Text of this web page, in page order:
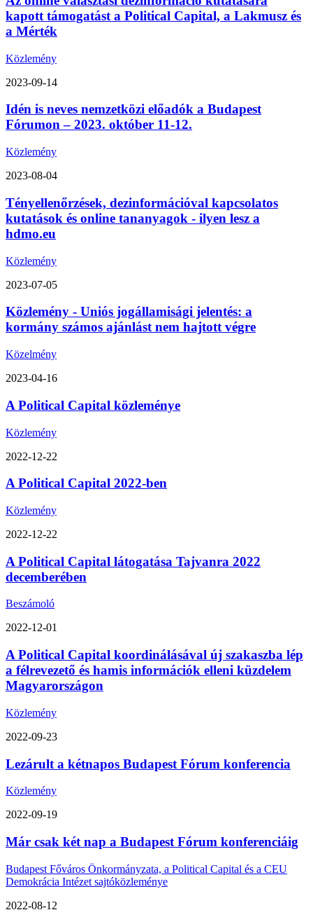
kapott támogatást a Political Capital, a Lakmusz és
a Mérték
Közlemény
2023-09-14
Idén is neves nemzetközi előadók a Budapest
Fórumon – 2023. október 11-12.
Közlemény
2023-08-04
Tényellenőrzések, dezinformációval kapcsolatos
kutatások és online tananyagok - ilyen lesz a
hdmo.eu
Közlemény
2023-07-05
Közlemény - Uniós jogállamisági jelentés: a
kormány számos ajánlást nem hajtott végre
Közelmény
2023-04-16
A Political Capital közleménye
Közlemény
2022-12-22
A Political Capital 2022-ben
Közlemény
2022-12-22
A Political Capital látogatása Tajvanra 2022
decemberében
Beszámoló
2022-12-01
A Political Capital koordinálásával új szakaszba lép
a félrevezető és hamis információk elleni küzdelem
Magyarországon
Közlemény
2022-09-23
Lezárult a kétnapos Budapest Fórum konferencia
Közlemény
2022-09-19
Már csak két nap a Budapest Fórum konferenciáig
Budapest Főváros Önkormányzata, a Political Capital és a CEU
Demokrácia Intézet sajtóközleménye
2022-08-12